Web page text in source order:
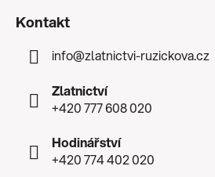
Kontakt
info@zlatnictvi-ruzickova.cz
Zlatnictví
+420 777 608 020
Hodinářství
+420 774 402 020